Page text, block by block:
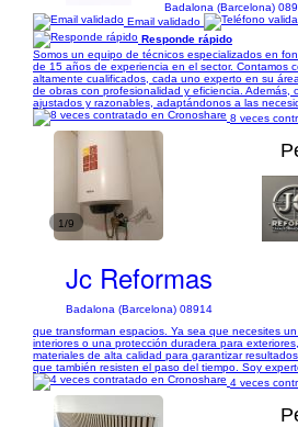
Badalona (Barcelona)
Email validado
Responde rápido
Somos un equipo de técnicos especializados en
de 15 años de experiencia en el sector. Contamos
altamente cualificados, cada uno experto en su
de obras con profesionalidad y eficiencia. Además,
ajustados y razonables, adaptándonos a las
8 veces
1/9
Jc Reformas
Badalona (Barcelona) 08914
que transforman espacios. Ya sea que necesites
interiores o una protección duradera para
materiales de alta calidad para garantizar
que también resisten el paso del tiempo. Soy
4 veces